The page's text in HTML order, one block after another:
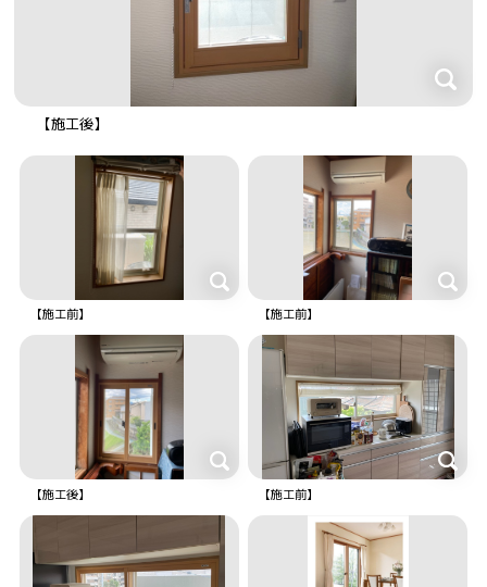
【施工後】
【施工前】 【施工前】
【施工後】 【施工前】